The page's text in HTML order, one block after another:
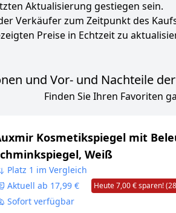
Aktualisierung gestiegen sein.
Verkäufer zum Zeitpunkt des
Preise in Echtzeit zu
und Vor- und Nachteile
Finden Sie Ihren Favoriten
Kosmetikspiegel mit
Weiß
Platz 1 im Vergleich
Aktuell ab 17,99 €
Heute 7,00 € sparen!
Sofort verfügbar